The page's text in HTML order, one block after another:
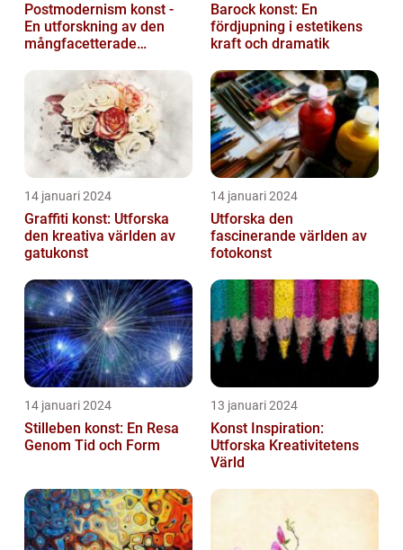
Postmodernism konst -
En utforskning av den
mångfacetterade
Barock konst: En
fördjupning i estetikens
kraft och dramatik
14 januari 2024
Graffiti konst: Utforska
den kreativa världen av
gatukonst
14 januari 2024
Utforska den
fascinerande världen av
fotokonst
14 januari 2024
Stilleben konst: En Resa
Genom Tid och Form
13 januari 2024
Konst Inspiration:
Utforska Kreativitetens
Värld